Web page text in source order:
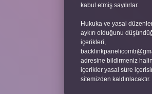
kabul etmiş sayılırlar.
Hukuka ve yasal
aykırı olduğunu
içerikleri,
adresine bildirmeniz
içerikler yasal süre
sitemizden kaldırılacaktır.